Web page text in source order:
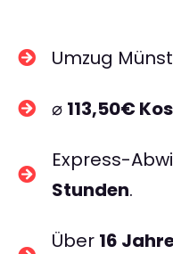
Umzug
⌀ 113,50€
Express-
Stunden.
Über 16